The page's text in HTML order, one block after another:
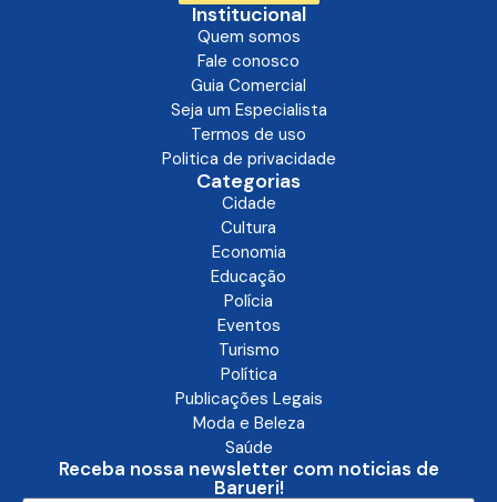
Institucional
Quem somos
Fale conosco
Guia Comercial
Seja um Especialista
Termos de uso
Politica de privacidade
Categorias
Cidade
Cultura
Economia
Educação
Polícia
Eventos
Turismo
Política
Publicações Legais
Moda e Beleza
Saúde
Receba nossa newsletter com noticias de
Barueri!